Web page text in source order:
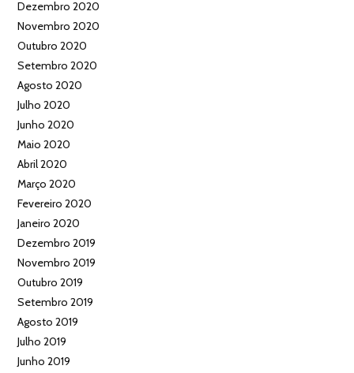
Dezembro 2020
Novembro 2020
Outubro 2020
Setembro 2020
Agosto 2020
Julho 2020
Junho 2020
Maio 2020
Abril 2020
Março 2020
Fevereiro 2020
Janeiro 2020
Dezembro 2019
Novembro 2019
Outubro 2019
Setembro 2019
Agosto 2019
Julho 2019
Junho 2019